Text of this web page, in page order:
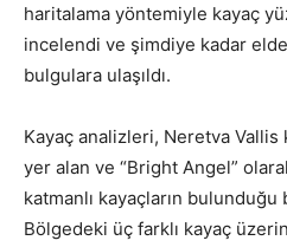
haritalama yöntemiyle kayaç
incelendi ve şimdiye kadar
bulgulara ulaşıldı.
Kayaç analizleri, Neretva Vallis
yer alan ve “Bright Angel”
katmanlı kayaçların
Bölgedeki üç farklı kayaç